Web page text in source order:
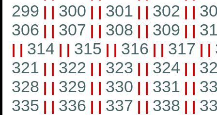
299 | | 300 | | 301 | | 302 | |
306 | | 307 | | 308 | | 309 | |
| | 314 | | 315 | | 316 | | 317 | |
321 | | 322 | | 323 | | 324 | |
328 | | 329 | | 330 | | 331 | |
335 | | 336 | | 337 | | 338 | |